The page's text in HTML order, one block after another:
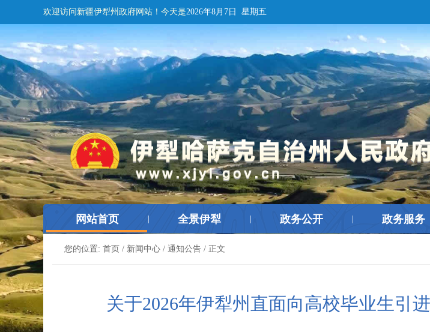
欢迎访问新疆伊犁州政府网站！ 今天是2026年8月7日 星期五
网站首页 全景伊犁 政务公开 政务服务
您的位置: 首页 / 新闻中心 / 通知公告 / 正文
关于2026年伊犁州直面向高校毕业生引